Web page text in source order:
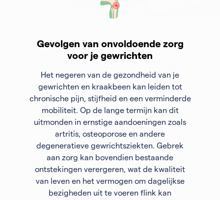
Gevolgen van onvoldoende zorg
voor je gewrichten
Het negeren van de gezondheid van je
gewrichten en kraakbeen kan leiden tot
chronische pijn, stijfheid en een verminderde
mobiliteit. Op de lange termijn kan dit
uitmonden in ernstige aandoeningen zoals
artritis, osteoporose en andere
degeneratieve gewrichtsziekten. Gebrek
aan zorg kan bovendien bestaande
ontstekingen verergeren, wat de kwaliteit
van leven en het vermogen om dagelijkse
bezigheden uit te voeren flink kan